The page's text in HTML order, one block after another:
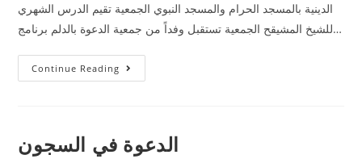
الدينية بالمسجد الحرام والمسجد النبوي الجمعية تقيم الدرس الشهري
للشيخ المشيقح الجمعية تستقبل وفداً من جمعية الدعوة بالدلم برنامج…
Continue Reading
الدعوة في السجون